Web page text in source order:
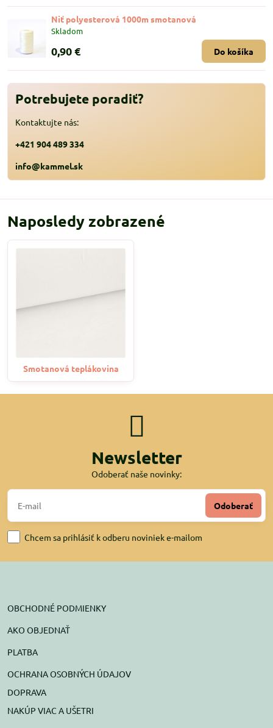
Niť polyesterová 1000m smotanová
Skladom
0,90 € Do košíka
Potrebujete poradiť?
Kontaktujte nás:
+421 904 489 334
info@kammel.sk
Naposledy zobrazené
Smotanová teplákovina
Newsletter
Odoberať naše novinky:
Odoberať
Chcem sa prihlásiť k odberu noviniek e-mailom
OBCHODNÉ PODMIENKY
AKO OBJEDNAŤ
PLATBA
OCHRANA OSOBNÝCH ÚDAJOV
DOPRAVA
NAKÚP VIAC A UŠETRI